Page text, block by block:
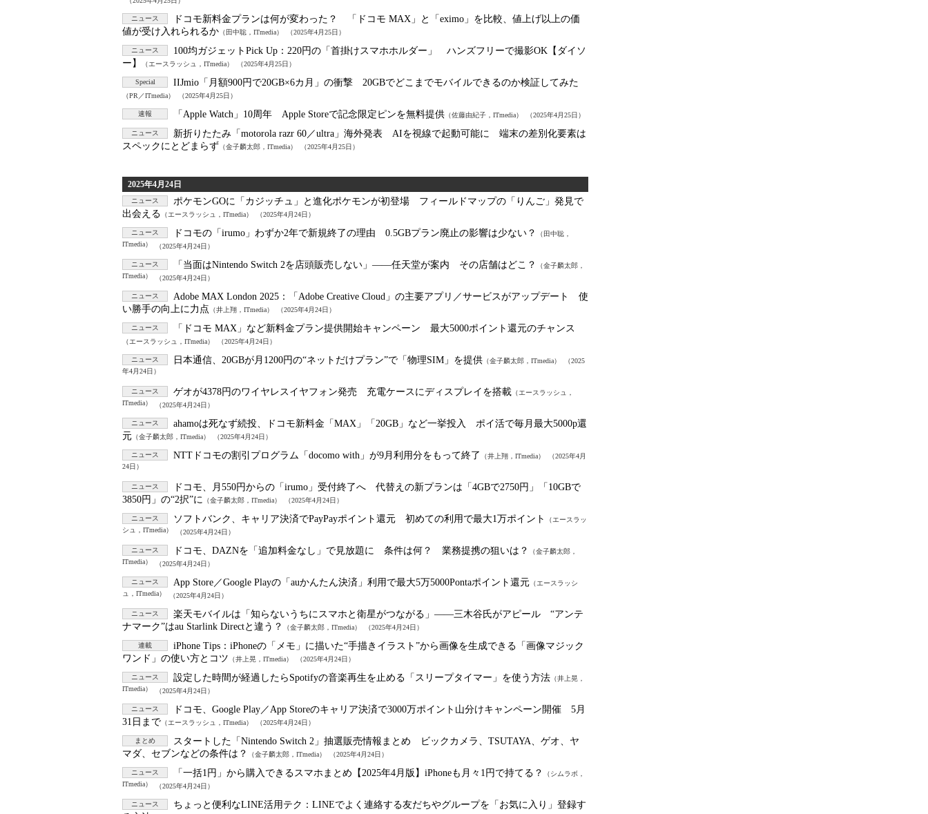
ニュース
ドコモ新料金プランは何が変わった？ 「ドコモ MAX」と「eximo」を比較、値上げ以上の価
値が受け入れられるか （田中聡，ITmedia） （2025年4月25日）
ニュース 100均ガジェットPick Up： 220円の「首掛けスマホホルダー」 ハンズフリーで撮影OK【ダイソ
ー】
（エースラッシュ，ITmedia） （2025年4月25日）
Special IIJmio「月額900円で20GB×6カ月」の衝撃 20GBでどこまでモバイルできるのか検証してみた
（PR／ITmedia） （2025年4月25日）
速報 「Apple Watch」10周年 Apple Storeで記念限定ピンを無料提供 （佐藤由紀子，ITmedia） （2025年4月25日）
ニュース
新折りたたみ「motorola razr 60／ultra」海外発表 AIを視線で起動可能に 端末の差別化要素は
スペックにとどまらず （金子麟太郎，ITmedia） （2025年4月25日）
2025年4月24日
ニュース
ポケモンGOに「カジッチュ」と進化ポケモンが初登場 フィールドマップの「りんご」発見で
出会える （エースラッシュ，ITmedia） （2025年4月24日）
ニュース ドコモの「irumo」わずか2年で新規終了の理由 0.5GBプラン廃止の影響は少ない？ （田中聡，
ITmedia） （2025年4月24日）
ニュース 「当面はNintendo Switch 2を店頭販売しない」――任天堂が案内 その店舗はどこ？ （金子麟太郎，
ITmedia） （2025年4月24日）
ニュース Adobe MAX London 2025：
「Adobe Creative Cloud」の主要アプリ／サービスがアップデート 使
い勝手の向上に力点 （井上翔，ITmedia） （2025年4月24日）
ニュース 「ドコモ MAX」など新料金プラン提供開始キャンペーン 最大5000ポイント還元のチャンス
（エースラッシュ，ITmedia） （2025年4月24日）
ニュース 日本通信、20GBが月1200円の“ネットだけプラン”で「物理SIM」を提供 （金子麟太郎，ITmedia） （2025
年4月24日）
ニュース ゲオが4378円のワイヤレスイヤフォン発売 充電ケースにディスプレイを搭載 （エースラッシュ，
ITmedia） （2025年4月24日）
ニュース
ahamoは死なず続投、ドコモ新料金「MAX」「20GB」など一挙投入 ポイ活で毎月最大5000p還
元 （金子麟太郎，ITmedia） （2025年4月24日）
ニュース NTTドコモの割引プログラム「docomo with」が9月利用分をもって終了 （井上翔，ITmedia） （2025年4月
24日）
ニュース
ドコモ、月550円からの「irumo」受付終了へ 代替えの新プランは「4GBで2750円」「10GBで
3850円」の“2択”に （金子麟太郎，ITmedia） （2025年4月24日）
ニュース ソフトバンク、キャリア決済でPayPayポイント還元 初めての利用で最大1万ポイント （エースラッ
シュ，ITmedia） （2025年4月24日）
ニュース ドコモ、DAZNを「追加料金なし」で見放題に 条件は何？ 業務提携の狙いは？ （金子麟太郎，
ITmedia） （2025年4月24日）
ニュース App Store／Google Playの「auかんたん決済」利用で最大5万5000Pontaポイント還元 （エースラッシ
ュ，ITmedia） （2025年4月24日）
ニュース
楽天モバイルは「知らないうちにスマホと衛星がつながる」――三木谷氏がアピール “アンテ
ナマーク”はau Starlink Directと違う？
（金子麟太郎，ITmedia） （2025年4月24日）
連載 iPhone Tips： iPhoneの「メモ」に描いた“手描きイラスト”から画像を生成できる「画像マジック
ワンド」の使い方とコツ （井上晃，ITmedia） （2025年4月24日）
ニュース 設定した時間が経過したらSpotifyの音楽再生を止める「スリープタイマー」を使う方法 （井上晃，
ITmedia） （2025年4月24日）
ニュース
ドコモ、Google Play／App Storeのキャリア決済で3000万ポイント山分けキャンペーン開催 5月
31日まで （エースラッシュ，ITmedia） （2025年4月24日）
まとめ
スタートした「Nintendo Switch 2」抽選販売情報まとめ ビックカメラ、TSUTAYA、ゲオ、ヤ
マダ、セブンなどの条件は？
（金子麟太郎，ITmedia） （2025年4月24日）
ニュース 「一括1円」から購入できるスマホまとめ【2025年4月版】iPhoneも月々1円で持てる？ （シムラボ，
ITmedia） （2025年4月24日）
ニュース ちょっと便利なLINE活用テク： LINEでよく連絡する友だちやグループを「お気に入り」登録す